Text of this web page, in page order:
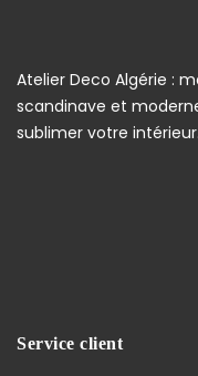
Atelier Deco Algérie :
scandinave et
sublimer votre intérieur.
Service client